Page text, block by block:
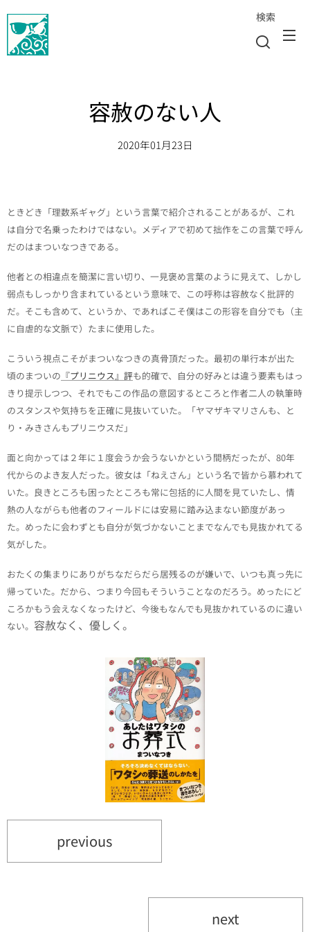
検索
容赦のない人
2020年01月23日
ときどき「理数系ギャグ」という言葉で紹介されることがあるが、これ
は自分で名乗ったわけではない。メディアで初めて拙作をこの言葉で呼ん
だのはまついなつきである。
他者との相違点を簡潔に言い切り、一見褒め言葉のように見えて、しかし
弱点もしっかり含まれているという意味で、この呼称は容赦なく批評的
だ。そこも含めて、というか、であればこそ僕はこの形容を自分でも（主
に自虐的な文脈で）たまに使用した。
こういう視点こそがまついなつきの真骨頂だった。最初の単行本が出た
頃のまついの 『プリニウス』評も的確で、自分の好みとは違う要素もはっ
きり提示しつつ、それでもこの作品の意図するところと作者二人の執筆時
のスタンスや気持ちを正確に見抜いていた。「ヤマザキマリさんも、と
り・みきさんもプリニウスだ」
面と向かっては２年に１度会うか会うないかという間柄だったが、80年
代からのよき友人だった。彼女は「ねえさん」という名で皆から慕われて
いた。良きところも困ったところも常に包括的に人間を見ていたし、情
熱の人ながらも他者のフィールドには安易に踏み込まない節度があっ
た。めったに会わずとも自分が気づかないことまでなんでも見抜かれてる
気がした。
おたくの集まりにありがちなだらだら居残るのが嫌いで、いつも真っ先に
帰っていた。だから、つまり今回もそういうことなのだろう。めったにど
ころかもう会えなくなったけど、今後もなんでも見抜かれているのに違い
ない。 容赦なく、優しく。
previous
next